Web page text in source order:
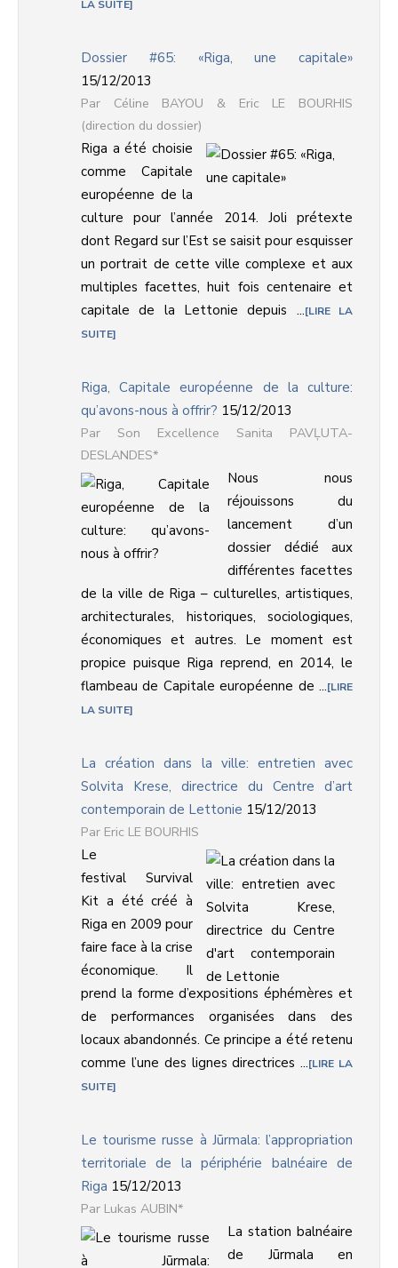
LA SUITE
Dossier #65: «Riga, une capitale»
15/12/2013
Céline BAYOU & Eric LE BOURHIS
(direction du dossier)
Riga a été choisie
comme Capitale
européenne de la
culture pour l’année 2014. Joli prétexte
dont Regard sur l’Est se saisit pour esquisser
un portrait de cette ville complexe et aux
multiples facettes, huit fois centenaire et
capitale de la Lettonie depuis ... LIRE LA
SUITE
Riga, Capitale européenne de la culture:
qu’avons-nous à offrir? 15/12/2013
Son Excellence Sanita PAVĻUTA-
DESLANDES*
Nous nous
réjouissons du
lancement d’un
dossier dédié aux
différentes facettes
de la ville de Riga – culturelles, artistiques,
architecturales, historiques, sociologiques,
économiques et autres. Le moment est
propice puisque Riga reprend, en 2014, le
flambeau de Capitale européenne de ... LIRE
LA SUITE
La création dans la ville: entretien avec
Solvita Krese, directrice du Centre d’art
contemporain de Lettonie 15/12/2013
Eric LE BOURHIS
Le
festival Survival
Kit a été créé à
Riga en 2009 pour
faire face à la crise
économique. Il
prend la forme d’expositions éphémères et
de performances organisées dans des
locaux abandonnés. Ce principe a été retenu
comme l’une des lignes directrices ... LIRE LA
SUITE
Le tourisme russe à Jūrmala: l’appropriation
territoriale de la périphérie balnéaire de
Riga 15/12/2013
Lukas AUBIN*
La station balnéaire
de Jūrmala en